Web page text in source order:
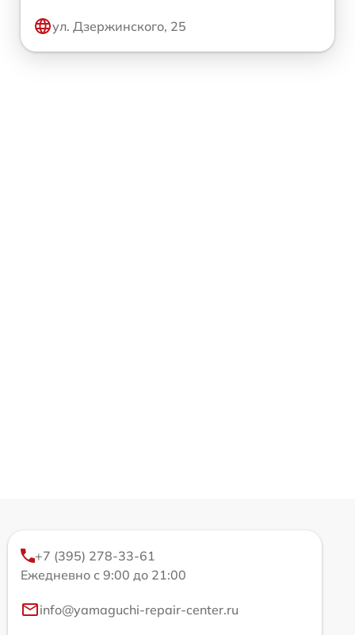
ул. Дзержинского, 25
+7 (395) 278-33-61
Ежедневно с 9:00 до 21:00
info@yamaguchi-repair-center.ru